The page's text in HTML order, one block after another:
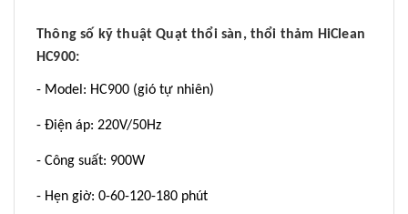
Thông số kỹ thuật Quạt thổi sàn, thổi thảm HiClean
HC900:
- Model: HC900 (gió tự nhiên)
- Điện áp: 220V/50Hz
- Công suất: 900W
- Hẹn giờ: 0-60-120-180 phút